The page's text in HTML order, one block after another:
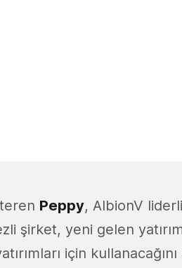
Peppy, AlbionV
şirket, yeni gelen
için kullanacağını